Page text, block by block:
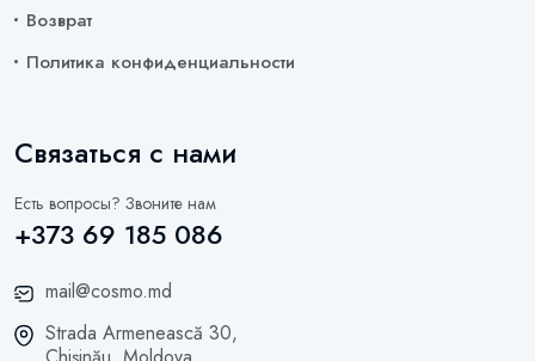
Возврат
Политика конфиденциальности
Связаться с нами
Есть вопросы? Звоните нам
+373 69 185 086
mail@cosmo.md
Strada Armenească 30,